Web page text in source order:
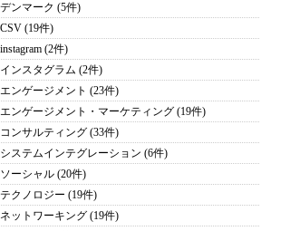
デンマーク (5件)
CSV (19件)
instagram (2件)
インスタグラム (2件)
エンゲージメント (23件)
エンゲージメント・マーケティング (19件)
コンサルティング (33件)
システムインテグレーション (6件)
ソーシャル (20件)
テクノロジー (19件)
ネットワーキング (19件)